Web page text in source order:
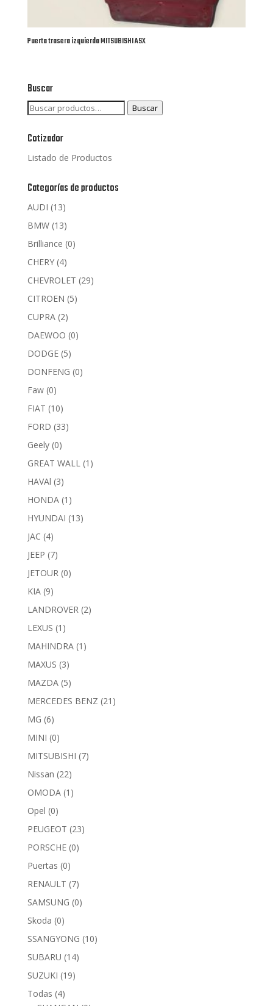
Puerta trasera izquierda MITSUBISHI ASX
Buscar
Buscar
Buscar
Cotizador
Listado de Productos
Categorías de productos
AUDI (13)
BMW (13)
Brilliance (0)
CHERY (4)
CHEVROLET (29)
CITROEN (5)
CUPRA (2)
DAEWOO (0)
DODGE (5)
DONFENG (0)
Faw (0)
FIAT (10)
FORD (33)
Geely (0)
GREAT WALL (1)
HAVAl (3)
HONDA (1)
HYUNDAI (13)
JAC (4)
JEEP (7)
JETOUR (0)
KIA (9)
LANDROVER (2)
LEXUS (1)
MAHINDRA (1)
MAXUS (3)
MAZDA (5)
MERCEDES BENZ (21)
MG (6)
MINI (0)
MITSUBISHI (7)
Nissan (22)
OMODA (1)
Opel (0)
PEUGEOT (23)
PORSCHE (0)
Puertas (0)
RENAULT (7)
SAMSUNG (0)
Skoda (0)
SSANGYONG (10)
SUBARU (14)
SUZUKI (19)
Todas (4)